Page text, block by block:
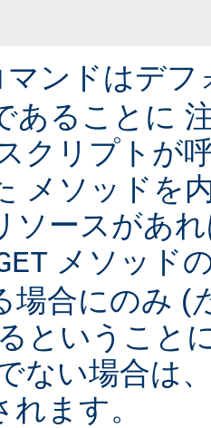
マンドはデフ
あることに
クリプトが
メソッドを
ソースがあ
メソッド
場合にのみ (
ということ
ない場合は
ます。